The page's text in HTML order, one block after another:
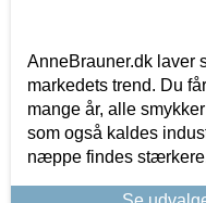
AnneBrauner.dk laver
markedets trend. Du
mange år, alle
som også kaldes
næppe findes